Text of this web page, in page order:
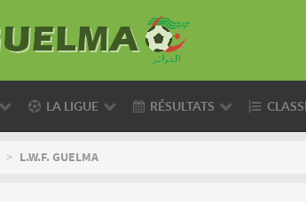
LA LIGUE RÉSULTATS
> L.W.F. GUELMA